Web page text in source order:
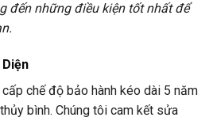
đến những điều kiện tốt nhất để
chế độ bảo hành kéo dài 5 năm
bình. Chúng tôi cam kết sửa